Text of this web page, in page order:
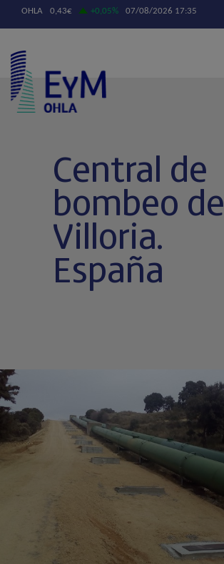
Central de
bombeo de
Villoria.
España